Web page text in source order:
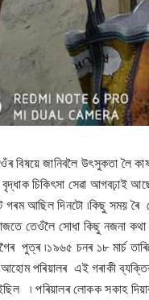
বিষয়ে জানিবলৈ উৎসুকতা লৈ
বৃদ্ধাক চিকিৎসা সেৱা
আছিল দিনটো ৷কিছু সময় ৰৈ
তেওঁলৈ সোধা কিছু নজনা কথা
পুত্ৰ ৷১৯৬৫ চনৰ ১৮ মাৰ্চ
পৰিয়ালৰ এই গৰাকী
৷ পৰিয়ালৰ লোকক সকাহ